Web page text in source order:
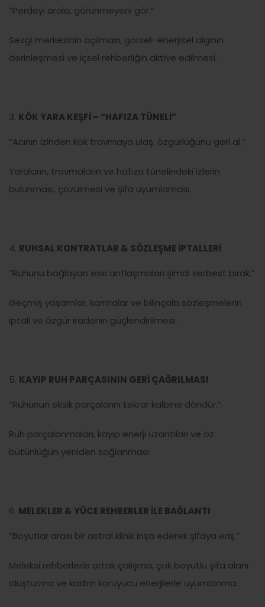
“Perdeyi arala, görünmeyeni gör.”
Sezgi merkezinin açılması, görsel–enerjisel algının
derinleşmesi ve içsel rehberliğin aktive edilmesi.
KÖK YARA KEŞFİ – “HAFIZA TÜNELİ”
“Acının izinden kök travmaya ulaş, özgürlüğünü geri al.”
Yaraların, travmaların ve hafıza tünelindeki izlerin
bulunması, çözülmesi ve şifa uyumlaması.
RUHSAL KONTRATLAR & SÖZLEŞME İPTALLERİ
“Ruhunu bağlayan eski antlaşmaları şimdi serbest bırak.”
Geçmiş yaşamlar, karmalar ve bilinçaltı sözleşmelerin
iptali ve özgür iradenin güçlendirilmesi.
KAYIP RUH PARÇASININ GERİ ÇAĞRILMASI
“Ruhunun eksik parçalarını tekrar kalbine döndür.”
Ruh parçalanmaları, kayıp enerji uzantıları ve öz
bütünlüğün yeniden sağlanması.
MELEKLER & YÜCE REHBERLER İLE BAĞLANTI
“Boyutlar arası bir astral klinik inşa ederek şifaya eriş.”
Meleksi rehberlerle ortak çalışma, çok boyutlu şifa alanı
oluşturma ve kadim koruyucu enerjilerle uyumlanma.